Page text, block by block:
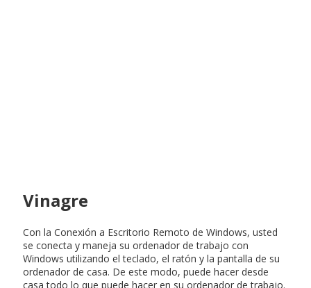
Vinagre
Con la Conexión a Escritorio Remoto de Windows, usted
se conecta y maneja su ordenador de trabajo con
Windows utilizando el teclado, el ratón y la pantalla de su
ordenador de casa. De este modo, puede hacer desde
casa todo lo que puede hacer en su ordenador de trabajo.